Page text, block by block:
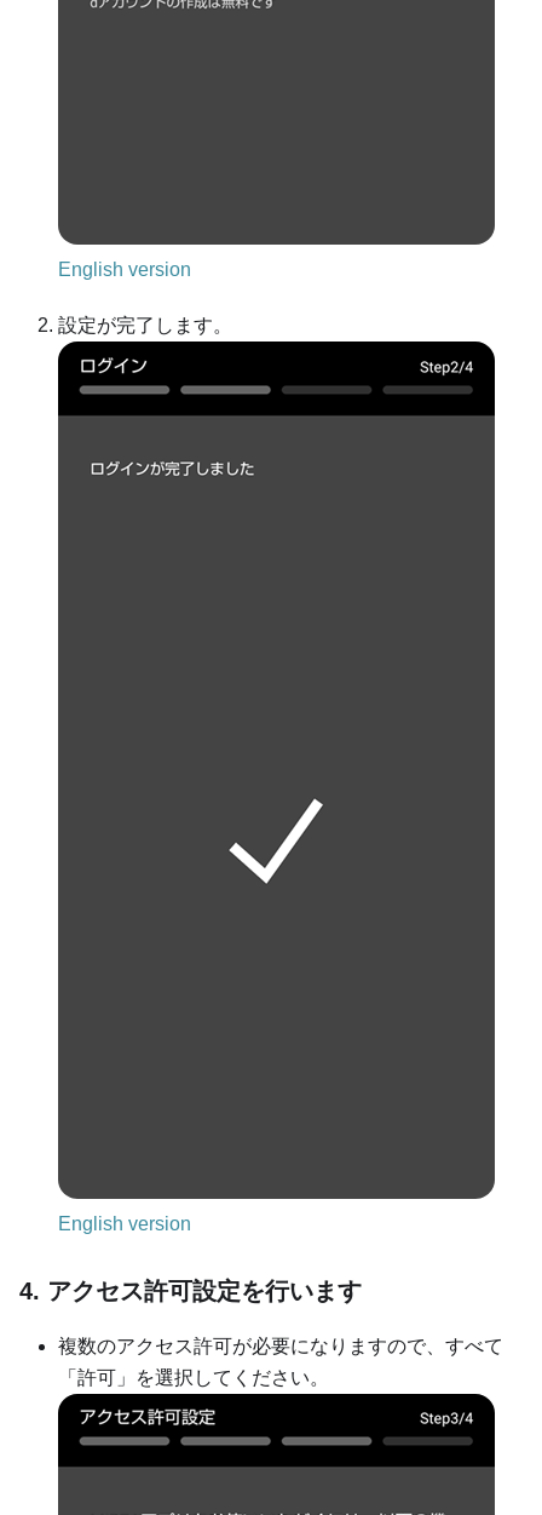
English version
設定が完了します。
English version
4. アクセス許可設定を行います
複数のアクセス許可が必要になりますので、すべて
「許可」を選択してください。